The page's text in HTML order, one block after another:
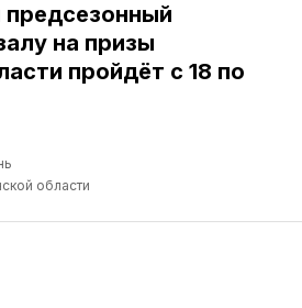
на призы
пройдёт с 18 по
области